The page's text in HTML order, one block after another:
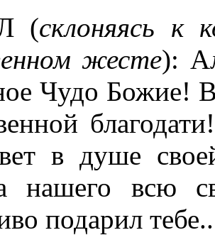
(склоняясь к
жесте):
Чудо Божие!
в душе
нашего всю
подарил